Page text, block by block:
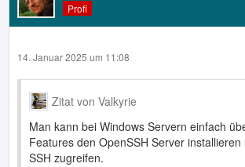
Profi
14. Januar 2025 um 11:08
Zitat von Valkyrie
Man kann bei Windows Servern einfach
Features den OpenSSH Server
SSH zugreifen.